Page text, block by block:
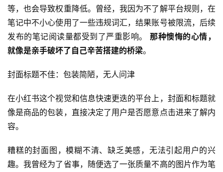
等，也会导致权重降低。曾经，我因为不了解平台规则，在
笔记中不小心使用了一些违规词汇，结果账号被限流，后续
发布的笔记阅读量都受到了严重影响。 那种懊悔的心情，
就像是亲手破坏了自己辛苦搭建的桥梁。
封面标题不佳：包装简陋，无人问津
在小红书这个视觉和信息快速更迭的平台上，封面和标题就
像是商品的包装，直接决定了用户是否愿意点击进来了解内
容。
糟糕的封面图，模糊不清、缺乏美感，无法引起用户的兴
趣。我曾经为了省事，随便选了一张质量不高的图片作为笔